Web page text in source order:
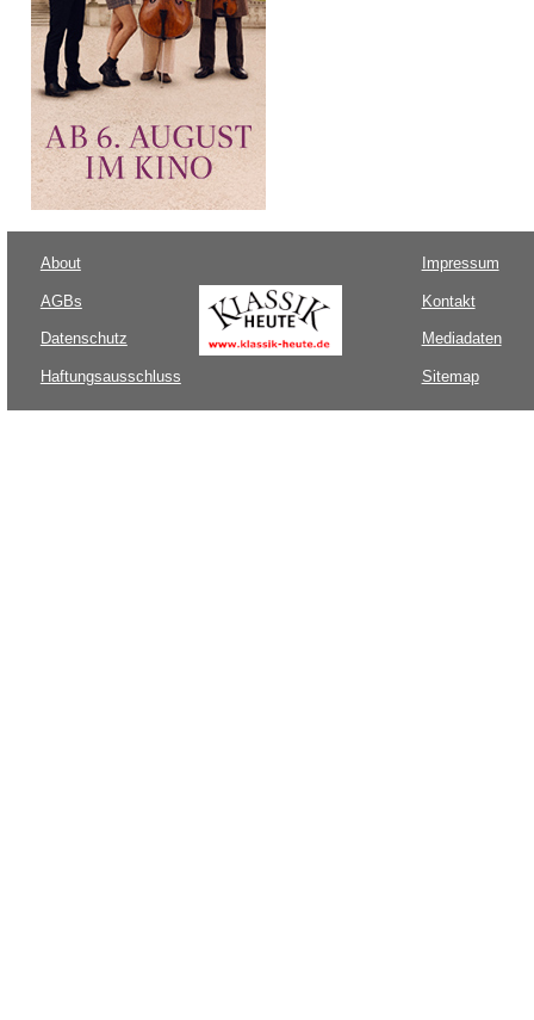
About
AGBs
Datenschutz
Haftungsausschluss
Impressum
Kontakt
Mediadaten
Sitemap